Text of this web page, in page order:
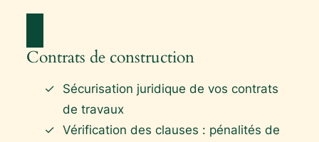
Contrats de construction
Sécurisation juridique de vos contrats
de travaux
Vérification des clauses : pénalités de